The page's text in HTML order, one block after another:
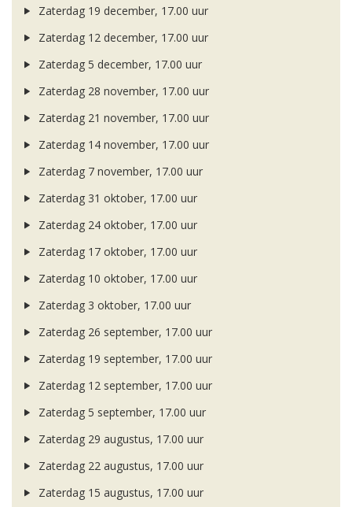
Zaterdag 19 december, 17.00 uur
Zaterdag 12 december, 17.00 uur
Zaterdag 5 december, 17.00 uur
Zaterdag 28 november, 17.00 uur
Zaterdag 21 november, 17.00 uur
Zaterdag 14 november, 17.00 uur
Zaterdag 7 november, 17.00 uur
Zaterdag 31 oktober, 17.00 uur
Zaterdag 24 oktober, 17.00 uur
Zaterdag 17 oktober, 17.00 uur
Zaterdag 10 oktober, 17.00 uur
Zaterdag 3 oktober, 17.00 uur
Zaterdag 26 september, 17.00 uur
Zaterdag 19 september, 17.00 uur
Zaterdag 12 september, 17.00 uur
Zaterdag 5 september, 17.00 uur
Zaterdag 29 augustus, 17.00 uur
Zaterdag 22 augustus, 17.00 uur
Zaterdag 15 augustus, 17.00 uur